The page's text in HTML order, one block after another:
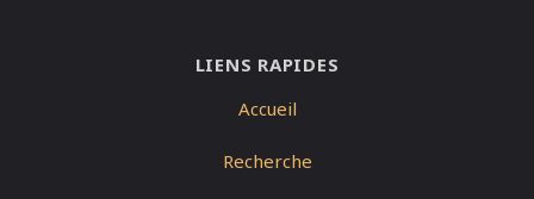
LIENS RAPIDES
Accueil
Recherche